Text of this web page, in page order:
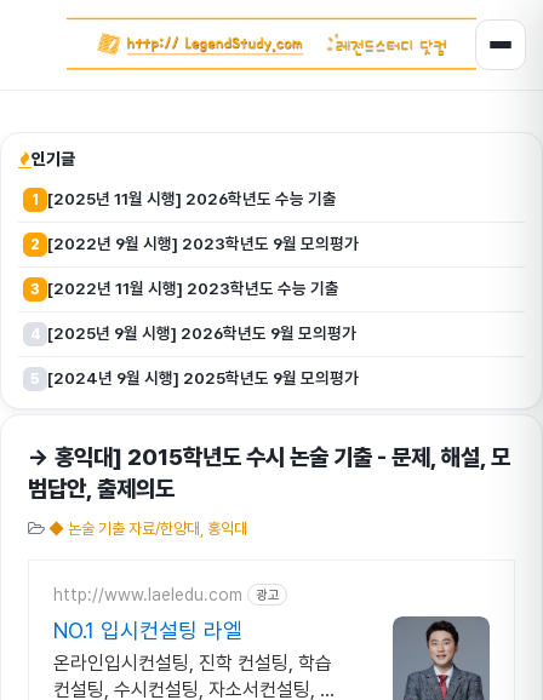
인기글
1 [2025년 11월 시행] 2026학년도 수능 기출
2 [2022년 9월 시행] 2023학년도 9월 모의평가
3 [2022년 11월 시행] 2023학년도 수능 기출
4 [2025년 9월 시행] 2026학년도 9월 모의평가
5 [2024년 9월 시행] 2025학년도 9월 모의평가
→ 홍익대] 2015학년도 수시 논술 기출 - 문제, 해설, 모
범답안, 출제의도
◆ 논술 기출 자료/한양대, 홍익대
http://www.laeledu.com 광고
NO.1 입시컨설팅 라엘
온라인입시컨설팅, 진학 컨설팅, 학습
컨설팅, 수시컨설팅, 자소서컨설팅, 면